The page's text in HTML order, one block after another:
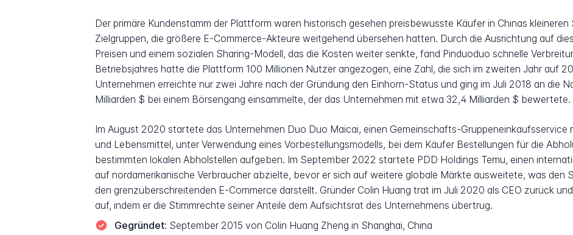
Der primäre Kundenstamm der Plattform waren historisch gesehen preisbewusste Käufer in Chinas
Zielgruppen, die größere E-Commerce-Akteure weitgehend übersehen hatten. Durch die Ausrichtung auf
Preisen und einem sozialen Sharing-Modell, das die Kosten weiter senkte, fand Pinduoduo schnelle
Betriebsjahres hatte die Plattform 100 Millionen Nutzer angezogen, eine Zahl, die sich im zweiten Jahr auf
Unternehmen erreichte nur zwei Jahre nach der Gründung den Einhorn-Status und ging im Juli 2018 an die
Milliarden $ bei einem Börsengang einsammelte, der das Unternehmen mit etwa 32,4 Milliarden $ bewertete.
Im August 2020 startete das Unternehmen Duo Duo Maicai, einen Gemeinschafts-Gruppeneinkaufsservice
und Lebensmittel, unter Verwendung eines Vorbestellungsmodells, bei dem Käufer Bestellungen für die
bestimmten lokalen Abholstellen aufgeben. Im September 2022 startete PDD Holdings Temu, einen
auf nordamerikanische Verbraucher abzielte, bevor er sich auf weitere globale Märkte ausweitete, was den
den grenzüberschreitenden E-Commerce darstellt. Gründer Colin Huang trat im Juli 2020 als CEO zurück
auf, indem er die Stimmrechte seiner Anteile dem Aufsichtsrat des Unternehmens übertrug.
Gegründet: September 2015 von Colin Huang Zheng in Shanghai, China